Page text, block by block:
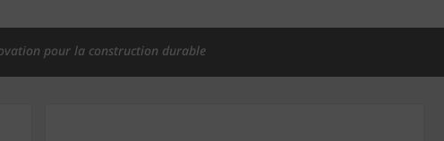
pour la construction durable